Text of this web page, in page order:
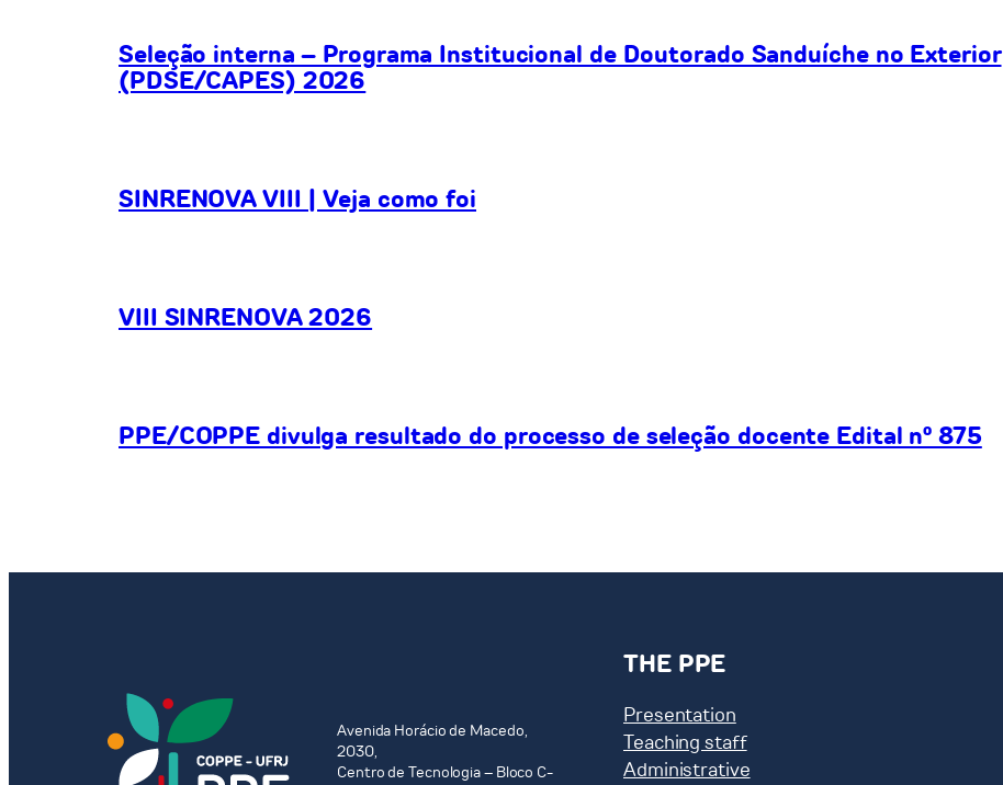
Seleção interna – Programa Institucional de Doutorado Sanduíche no Exterior
(PDSE/CAPES) 2026
SINRENOVA VIII | Veja como foi
VIII SINRENOVA 2026
PPE/COPPE divulga resultado do processo de seleção docente Edital nº 875
Avenida Horácio de Macedo,
2030,
Centro de Tecnologia – Bloco C-
THE PPE
Presentation
Teaching staff
Administrative